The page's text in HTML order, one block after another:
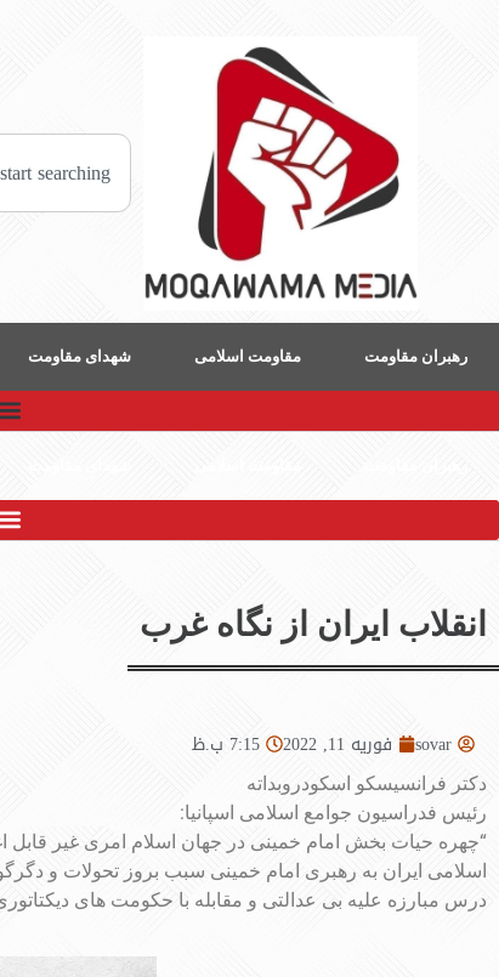
رهبران مقاومت مقاومت اسلامی شهدای مقاومت
انقلاب ایران از نگاه غرب
sovar فوریه 11, 2022 7:15 ب.ظ
دکتر فرانسیسکو اسکودروبداته
رئیس فدراسیون جوامع اسلامی اسپانیا:
“چهره حیات بخش امام خمینی در جهان اسلام امری غیر
اسلامی ایران به رهبری امام خمینی سبب بروز تحولات و
درس مبارزه علیه بی عدالتی و مقابله با حکومت های